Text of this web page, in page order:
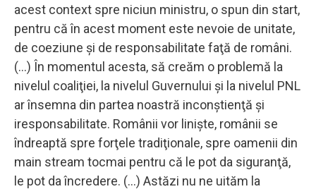
acest context spre niciun ministru, o spun din start,
pentru că în acest moment este nevoie de unitate,
de coeziune şi de responsabilitate faţă de români.
(...) În momentul acesta, să creăm o problemă la
nivelul coaliţiei, la nivelul Guvernului şi la nivelul PNL
ar însemna din partea noastră inconştienţă şi
iresponsabilitate. Românii vor linişte, românii se
îndreaptă spre forţele tradiţionale, spre oamenii din
main stream tocmai pentru că le pot da siguranţă,
le pot da încredere. (...) Astăzi nu ne uităm la